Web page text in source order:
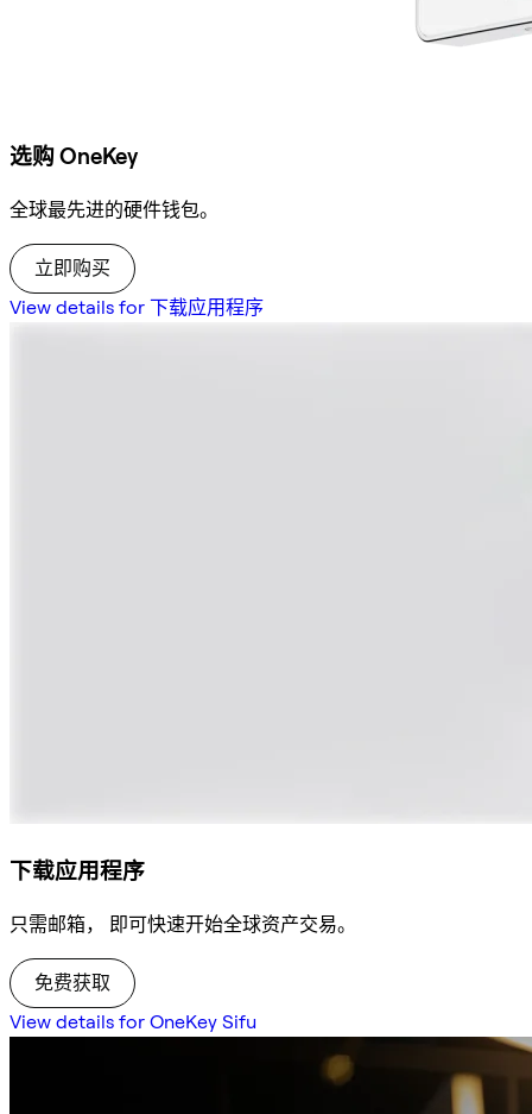
选购 OneKey
全球最先进的硬件钱包。
立即购买
View details for 下载应用程序
下载应用程序
只需邮箱， 即可快速开始全球资产交易。
免费获取
View details for OneKey Sifu